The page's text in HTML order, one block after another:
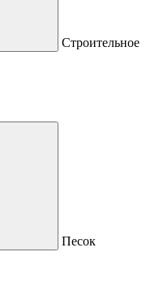
Строительное
Песок